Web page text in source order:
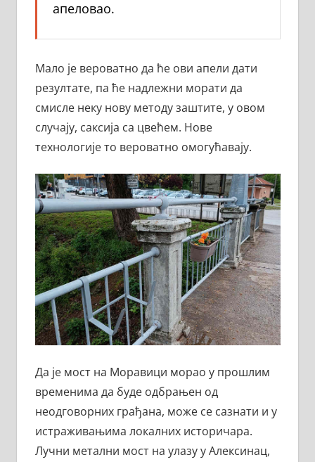
апеловао.
Мало је вероватно да ће ови апели дати
резултате, па ће надлежни морати да
смисле неку нову методу заштите, у овом
случају, саксија са цвећем. Нове
технологије то вероватно омогућавају.
Да је мост на Моравици морао у прошлим
временима да буде одбрањен од
неодговорних грађана, може се сазнати и у
истраживањима локалних историчара.
Лучни метални мост на улазу у Алексинац,